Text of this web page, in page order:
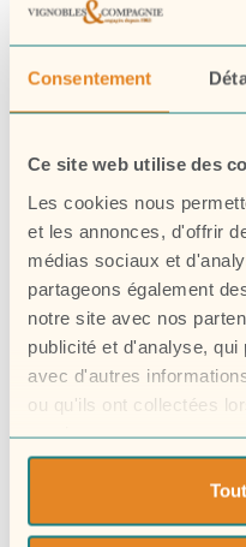
Consentement
Ce site web utilise des
Les cookies nous
et les annonces, d'offrir
médias sociaux et
partageons également
notre site avec nos
publicité et d'analyse,
avec d'autres
ou qu'ils ont collectées
services.
LAISSER
Your email address will
are